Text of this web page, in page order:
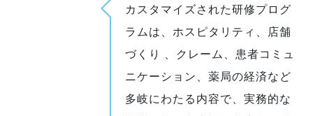
カスタマイズされた研修プログ
ラムは、ホスピタリティ、店舗
づくり 、クレーム、患者コミュ
ニケーション、薬局の経済など
多岐にわたる内容で、実務的な